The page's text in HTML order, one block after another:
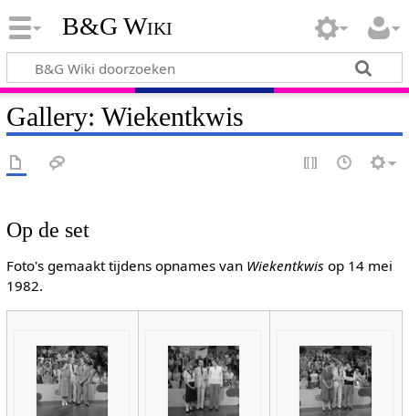
B&G Wiki
Gallery: Wiekentkwis
Op de set
Foto's gemaakt tijdens opnames van Wiekentkwis op 14 mei
1982.